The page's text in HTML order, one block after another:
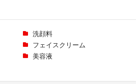
洗顔料
フェイスクリーム
美容液